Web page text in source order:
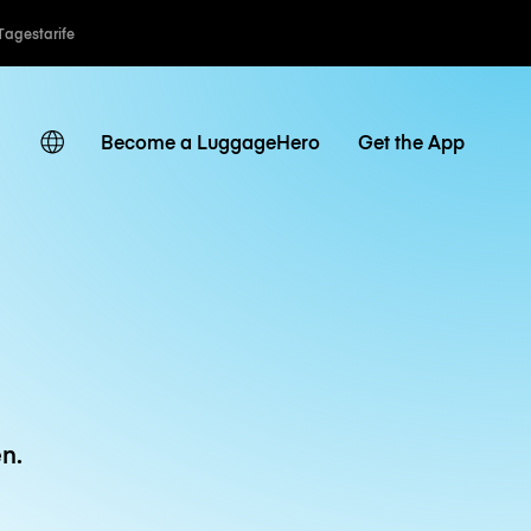
Become a LuggageHero Get the App